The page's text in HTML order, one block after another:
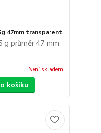
47mm transparent
g průměr 47 mm
Není skladem
košíku